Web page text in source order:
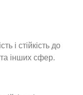
і стійкість до
та інших сфер.